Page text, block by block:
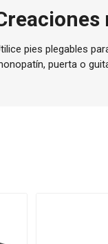
pies plegables
puerta o